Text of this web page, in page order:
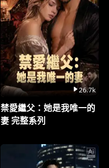
26.7k
禁愛繼父：她是我唯一的
妻 完整系列